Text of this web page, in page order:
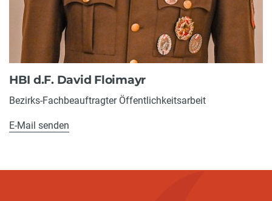
HBI d.F. David Floimayr
Bezirks-Fachbeauftragter Öffentlichkeitsarbeit
E-Mail senden